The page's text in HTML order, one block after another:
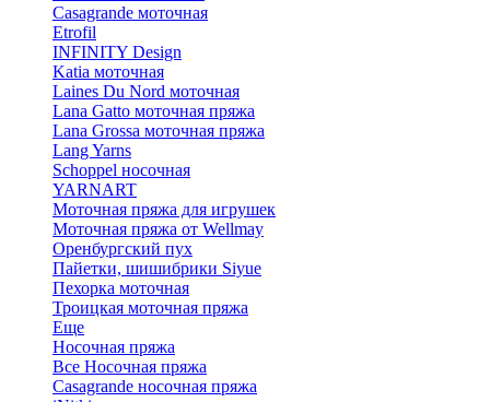
Casagrande моточная
Etrofil
INFINITY Design
Katia моточная
Laines Du Nord моточная
Lana Gatto моточная пряжа
Lana Grossa моточная пряжа
Lang Yarns
Schoppel носочная
YARNART
Моточная пряжа для игрушек
Моточная пряжа от Wellmay
Оренбургский пух
Пайетки, шишибрики Siyue
Пехорка моточная
Троицкая моточная пряжа
Еще
Носочная пряжа
Все Носочная пряжа
Casagrande носочная пряжа